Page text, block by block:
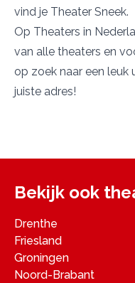
vind je Theater Sneek.
Op Theaters in
van alle theaters en
op zoek naar een leuk
juiste adres!
Bekijk ook
Drenthe
Friesland
Groningen
Noord-Brabant